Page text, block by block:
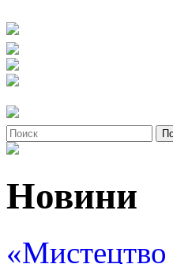
Новини
«Мистецтво